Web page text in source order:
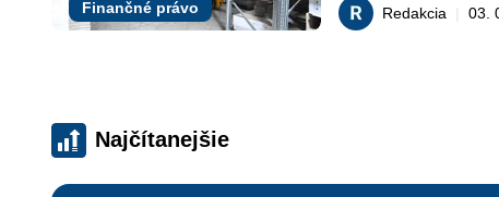
Finančné právo
„Akčného plánu
zdaňovacie
v podobe
Redakcia 03.
Najčítanejšie